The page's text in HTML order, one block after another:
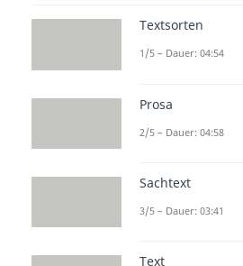
Textsorten
1/5 – Dauer: 04:54
Prosa
2/5 – Dauer: 04:58
Sachtext
3/5 – Dauer: 03:41
Text